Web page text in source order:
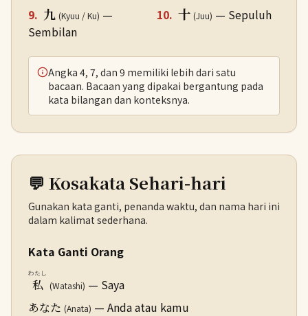
9. 九 (Kyuu / Ku) —
Sembilan
10. 十 (Juu) — Sepuluh
Angka 4, 7, dan 9 memiliki lebih dari satu
bacaan. Bacaan yang dipakai bergantung pada
kata bilangan dan konteksnya.
💬 Kosakata Sehari-hari
Gunakan kata ganti, penanda waktu, dan nama hari ini
dalam kalimat sederhana.
Kata Ganti Orang
私
わたし
(Watashi) — Saya
あなた (Anata) — Anda atau kamu